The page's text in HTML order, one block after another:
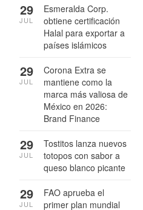
Esmeralda Corp.
obtiene certificación
Halal para exportar a
países islámicos
29
JUL
Corona Extra se
mantiene como la
marca más valiosa de
México en 2026:
Brand Finance
29
JUL
Tostitos lanza nuevos
totopos con sabor a
queso blanco picante
29
JUL
FAO aprueba el
primer plan mundial
29
JUL